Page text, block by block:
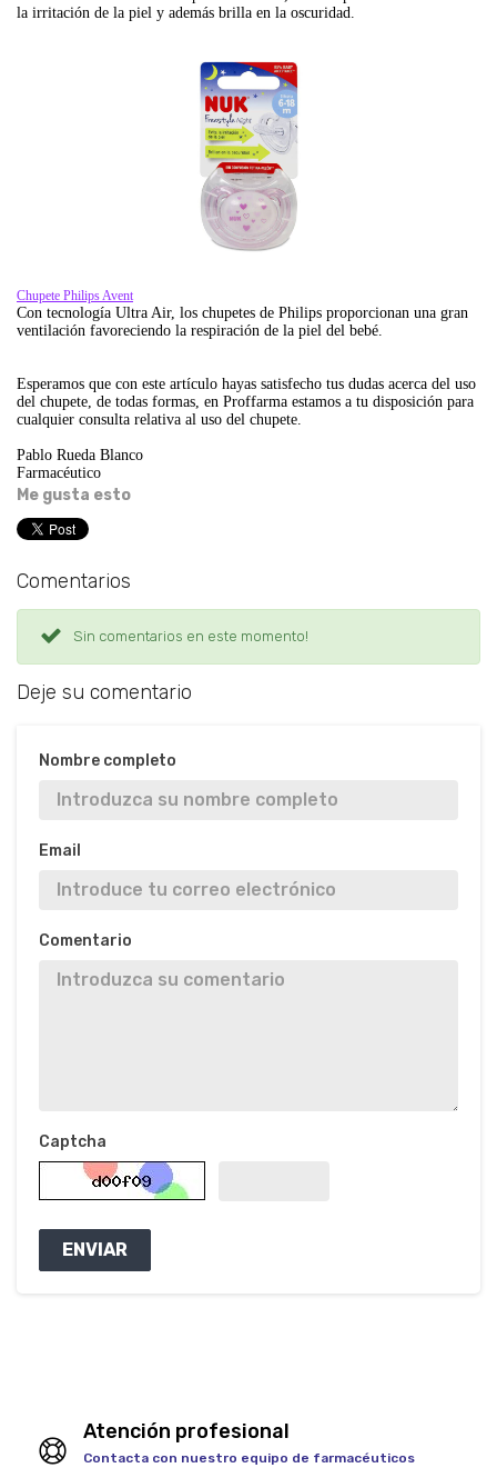
la irritación de la piel y además brilla en la oscuridad.
Chupete Philips Avent
Con tecnología Ultra Air, los chupetes de Philips proporcionan una gran
ventilación favoreciendo la respiración de la piel del bebé.
Esperamos que con este artículo hayas satisfecho tus dudas acerca del uso
del chupete, de todas formas, en Proffarma estamos a tu disposición para
cualquier consulta relativa al uso del chupete.
Pablo Rueda Blanco
Farmacéutico
Me gusta esto
Comentarios
Sin comentarios en este momento!
Deje su comentario
Nombre completo
Email
Comentario
Captcha
ENVIAR
Atención profesional
Contacta con nuestro equipo de farmacéuticos